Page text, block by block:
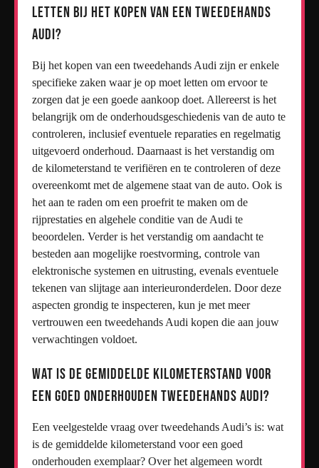
letten bij het kopen van een tweedehands
Audi?
Bij het kopen van een tweedehands Audi zijn er enkele
specifieke zaken waar je op moet letten om ervoor te
zorgen dat je een goede aankoop doet. Allereerst is het
belangrijk om de onderhoudsgeschiedenis van de auto te
controleren, inclusief eventuele reparaties en regelmatig
uitgevoerd onderhoud. Daarnaast is het verstandig om
de kilometerstand te verifiëren en te controleren of deze
overeenkomt met de algemene staat van de auto. Ook is
het aan te raden om een proefrit te maken om de
rijprestaties en algehele conditie van de Audi te
beoordelen. Verder is het verstandig om aandacht te
besteden aan mogelijke roestvorming, controle van
elektronische systemen en uitrusting, evenals eventuele
tekenen van slijtage aan interieuronderdelen. Door deze
aspecten grondig te inspecteren, kun je met meer
vertrouwen een tweedehands Audi kopen die aan jouw
verwachtingen voldoet.
Wat is de gemiddelde kilometerstand voor
een goed onderhouden tweedehands Audi?
Een veelgestelde vraag over tweedehands Audi’s is: wat
is de gemiddelde kilometerstand voor een goed
onderhouden exemplaar? Over het algemeen wordt